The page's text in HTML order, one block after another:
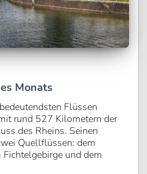
Monats
Flüssen
rund 527 Kilometern der
des Rheins. Seinen
Quellflüssen: dem
und dem